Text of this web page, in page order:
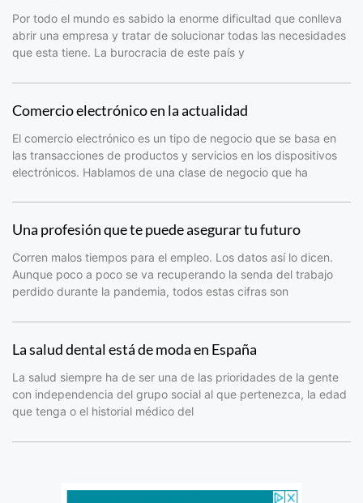
Por todo el mundo es sabido la enorme dificultad que conlleva
abrir una empresa y tratar de solucionar todas las necesidades
que esta tiene. La burocracia de este país y
Comercio electrónico en la actualidad
El comercio electrónico es un tipo de negocio que se basa en
las transacciones de productos y servicios en los dispositivos
electrónicos. Hablamos de una clase de negocio que ha
Una profesión que te puede asegurar tu futuro
Corren malos tiempos para el empleo. Los datos así lo dicen.
Aunque poco a poco se va recuperando la senda del trabajo
perdido durante la pandemia, todos estas cifras son
La salud dental está de moda en España
La salud siempre ha de ser una de las prioridades de la gente
con independencia del grupo social al que pertenezca, la edad
que tenga o el historial médico del